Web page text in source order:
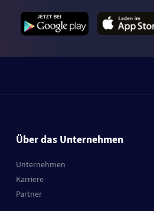
Über das Unternehmen
Unternehmen
Karriere
Partner